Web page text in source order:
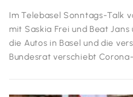
Im Telebasel Sonntags-Talk
mit Saskia Frei und Beat
die Autos in Basel und die
Bundesrat verschiebt